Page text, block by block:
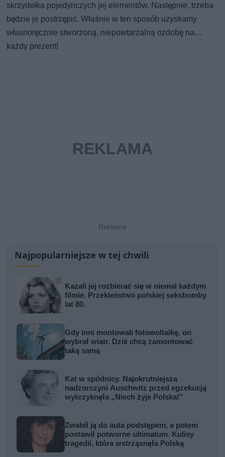
skrzydełka pojedynczych jej elementów. Następnie, trzeba
będzie je postrzępić. Właśnie w ten sposób uzyskamy
własnoręcznie stworzoną, niepowtarzalną ozdobę na…
każdy prezent!
Najpopularniejsze w tej chwili
Kazali jej rozbierać się w niemal każdym
filmie. Przekleństwo polskiej seksbomby
lat 80.
Gdy inni montowali fotowoltaikę, on
wybrał wiatr. Dziś chcą zamontować
taką samą
Kat w spódnicy. Najokrutniejsza
nadzorczyni Auschwitz przed egzekucją
wykrzyknęła „Niech żyje Polska!”
Zwabił ją do auta podstępem, a potem
postawił potworne ultimatum. Kulisy
tragedii, która wstrząsnęła Polską